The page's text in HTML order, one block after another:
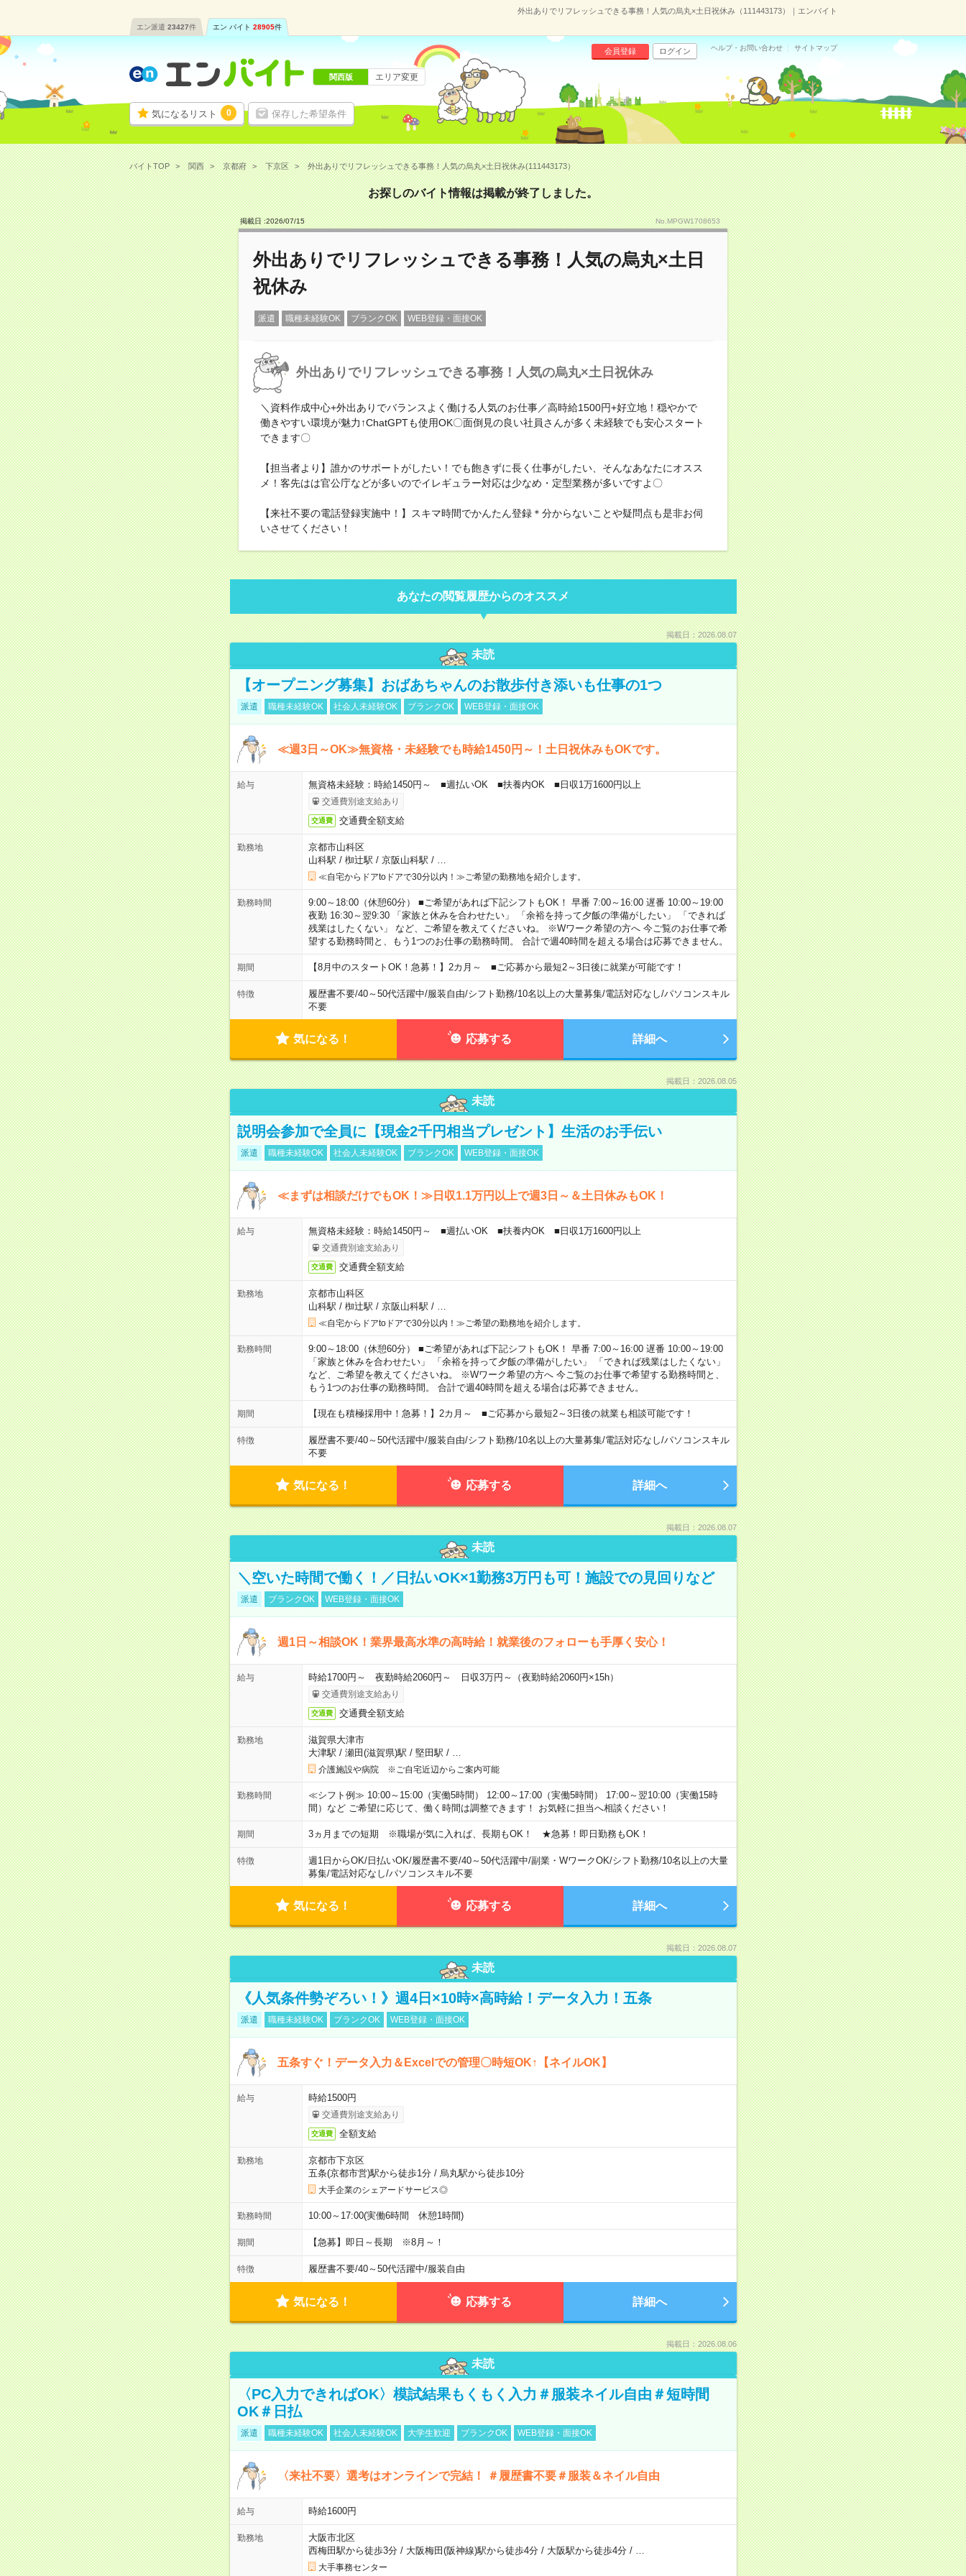
外出ありでリフレッシュできる事務！人気の烏丸×土日祝休み（111443173）｜エンバイト
エン派遣 23427件 エン バイト 28905件
気になるリスト 0 保存した希望条件
会員登録 ログイン ヘルプ・お問い合わせ サイトマップ
関西版 エリア変更
バイトTOP 関西 京都府 下京区 外出ありでリフレッシュできる事務！人気の烏丸×土日祝休み(111443173）
お探しのバイト情報は掲載が終了しました。
掲載日 :2026/07/15 No.MPGW1708653
外出ありでリフレッシュできる事務！人気の烏丸×土日
祝休み
派遣 職種未経験OK ブランクOK WEB登録・面接OK
外出ありでリフレッシュできる事務！人気の烏丸×土日祝休み
＼資料作成中心+外出ありでバランスよく働ける人気のお仕事／高時給1500円+好立地！穏やかで
働きやすい環境が魅力↑ChatGPTも使用OK〇面倒見の良い社員さんが多く未経験でも安心スタート
できます〇
【担当者より】誰かのサポートがしたい！でも飽きずに長く仕事がしたい、そんなあなたにオスス
メ！客先はは官公庁などが多いのでイレギュラー対応は少なめ・定型業務が多いですよ〇
【来社不要の電話登録実施中！】スキマ時間でかんたん登録＊分からないことや疑問点も是非お伺
いさせてください！
あなたの閲覧履歴からのオススメ
掲載日：2026.08.07
未読
【オープニング募集】おばあちゃんのお散歩付き添いも仕事の1つ
派遣 職種未経験OK 社会人未経験OK ブランクOK WEB登録・面接OK
≪週3日～OK≫無資格・未経験でも時給1450円～！土日祝休みもOKです。
給与 無資格未経験：時給1450円～ ■週払いOK ■扶養内OK ■日収1万1600円以上
交通費別途支給あり
交通費 交通費全額支給
勤務地
京都市山科区
山科駅 / 椥辻駅 / 京阪山科駅 /
≪自宅からドアtoドアで30分以内！≫ご希望の勤務地を紹介します。
勤務時間
9:00～18:00（休憩60分） ■ご希望があれば下記シフトもOK！ 早番 7:00～16:00 遅番 10:00～19:00
夜勤 16:30～翌9:30 「家族と休みを合わせたい」 「余裕を持って夕飯の準備がしたい」 「できれば
残業はしたくない」 など、ご希望を教えてくださいね。 ※Wワーク希望の方へ 今ご覧のお仕事で希
望する勤務時間と、もう1つのお仕事の勤務時間。 合計で週40時間を超える場合は応募できません。
期間 【8月中のスタートOK！急募！】2カ月～ ■ご応募から最短2～3日後に就業が可能です！
特徴 履歴書不要/40～50代活躍中/服装自由/シフト勤務/10名以上の大量募集/電話対応なし/パソコンスキル
不要
気になる！ 応募する 詳細へ
掲載日：2026.08.05
未読
説明会参加で全員に【現金2千円相当プレゼント】生活のお手伝い
派遣 職種未経験OK 社会人未経験OK ブランクOK WEB登録・面接OK
≪まずは相談だけでもOK！≫日収1.1万円以上で週3日～＆土日休みもOK！
給与 無資格未経験：時給1450円～ ■週払いOK ■扶養内OK ■日収1万1600円以上
交通費別途支給あり
交通費 交通費全額支給
勤務地
京都市山科区
山科駅 / 椥辻駅 / 京阪山科駅 /
≪自宅からドアtoドアで30分以内！≫ご希望の勤務地を紹介します。
勤務時間
9:00～18:00（休憩60分） ■ご希望があれば下記シフトもOK！ 早番 7:00～16:00 遅番 10:00～19:00
「家族と休みを合わせたい」 「余裕を持って夕飯の準備がしたい」 「できれば残業はしたくない」
など、ご希望を教えてくださいね。 ※Wワーク希望の方へ 今ご覧のお仕事で希望する勤務時間と、
もう1つのお仕事の勤務時間。 合計で週40時間を超える場合は応募できません。
期間 【現在も積極採用中！急募！】2カ月～ ■ご応募から最短2～3日後の就業も相談可能です！
特徴 履歴書不要/40～50代活躍中/服装自由/シフト勤務/10名以上の大量募集/電話対応なし/パソコンスキル
不要
気になる！ 応募する 詳細へ
掲載日：2026.08.07
未読
＼空いた時間で働く！／日払いOK×1勤務3万円も可！施設での見回りなど
派遣 ブランクOK WEB登録・面接OK
週1日～相談OK！業界最高水準の高時給！就業後のフォローも手厚く安心！
給与 時給1700円～ 夜勤時給2060円～ 日収3万円～（夜勤時給2060円×15h）
交通費別途支給あり
交通費 交通費全額支給
勤務地
滋賀県大津市
大津駅 / 瀬田(滋賀県)駅 / 堅田駅 /
介護施設や病院 ※ご自宅近辺からご案内可能
勤務時間
≪シフト例≫ 10:00～15:00（実働5時間） 12:00～17:00（実働5時間） 17:00～翌10:00（実働15時
間）など ご希望に応じて、働く時間は調整できます！ お気軽に担当へ相談ください！
期間 3ヵ月までの短期 ※職場が気に入れば、長期もOK！ ★急募！即日勤務もOK！
特徴 週1日からOK/日払いOK/履歴書不要/40～50代活躍中/副業・WワークOK/シフト勤務/10名以上の大量
募集/電話対応なし/パソコンスキル不要
気になる！ 応募する 詳細へ
掲載日：2026.08.07
未読
《人気条件勢ぞろい！》週4日×10時×高時給！データ入力！五条
派遣 職種未経験OK ブランクOK WEB登録・面接OK
五条すぐ！データ入力＆Excelでの管理〇時短OK↑【ネイルOK】
給与 時給1500円
交通費別途支給あり
交通費 全額支給
勤務地
京都市下京区
五条(京都市営)駅から徒歩1分/ 烏丸駅から徒歩10分
大手企業のシェアードサービス◎
勤務時間 10:00～17:00(実働6時間 休憩1時間)
期間 【急募】即日～長期 ※8月～！
特徴 履歴書不要/40～50代活躍中/服装自由
気になる！ 応募する 詳細へ
掲載日：2026.08.06
未読
〈PC入力できればOK〉模試結果もくもく入力＃服装ネイル自由＃短時間
OK＃日払
派遣 職種未経験OK 社会人未経験OK 大学生歓迎 ブランクOK WEB登録・面接OK
〈来社不要〉選考はオンラインで完結！ ＃履歴書不要＃服装＆ネイル自由
給与 時給1600円
勤務地
大阪市北区
西梅田駅から徒歩3分/ 大阪梅田(阪神線)駅から徒歩4分/ 大阪駅から徒歩4分/
大手事務センター